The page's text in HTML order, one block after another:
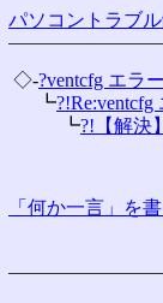
パソコントラブ
◇-?ventcfg エラ
┗
┗?!【解決
「何か一言」を書